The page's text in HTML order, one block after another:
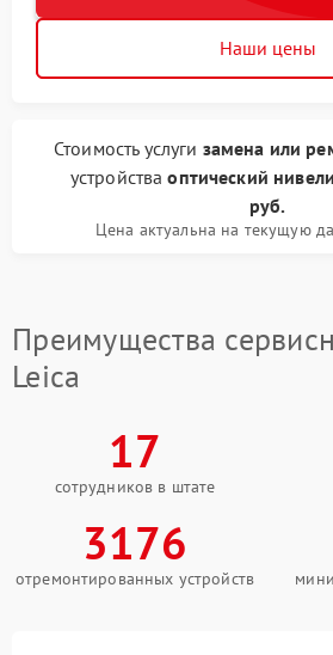
Наши цены
Стоимость услуги замена или
устройстваоптический
руб.
Цена актуальна на текущую
Преимущества
Leica
17
сотрудников в штате
3176
отремонтированных устройств